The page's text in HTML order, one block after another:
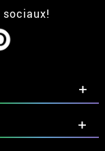
sociaux!